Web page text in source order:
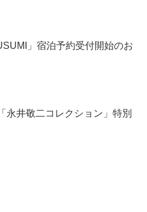
」宿泊予約受付開始のお
永井敬二コレクション」特別